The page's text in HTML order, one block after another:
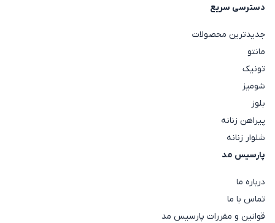
دسترسی سریع
جدیدترین محصولات
مانتو
تونیک
شومیز
بلوز
پیراهن زنانه
شلوار زنانه
پارسیس مد
درباره ما
تماس با ما
قوانین و مقررات پارسیس مد